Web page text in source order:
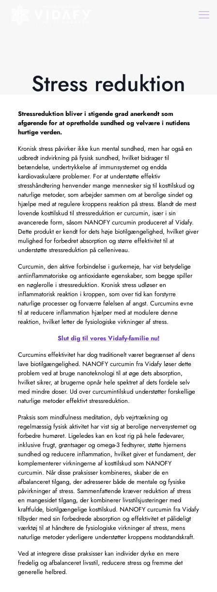
Stress reduktion
Stressreduktion bliver i stigende grad anerkendt som
afgørende for at opretholde sundhed og velvære i nutidens
hurtige verden.
Kronisk stress påvirker ikke kun mental sundhed, men har også en
udbredt indvirkning på fysisk sundhed, hvilket bidrager til
betændelse, undertrykkelse af immunsystemet og endda
kardiovaskulære problemer. For at understøtte effektiv
stresshåndtering henvender mange mennesker sig til kosttilskud og
naturlige metoder, som arbejder sammen om at berolige sindet og
hjælpe med at regulere kroppens reaktion på stress. Blandt de mest
lovende kosttilskud til stressreduktion er curcumin, især i sin
avancerede form, såsom NANOFY curcumin produceret af Vidafy.
Dette produkt er kendt for dets høje biotilgængelighed, hvilket giver
mulighed for forbedret absorption og større effektivitet til at
understøtte stressreduktion på celleniveau.
Curcumin, den aktive forbindelse i gurkemeje, har vist betydelige
antiinflammatoriske og antioxidante egenskaber, som begge spiller
en nøglerolle i stressreduktion. Kronisk stress udløser en
inflammatorisk reaktion i kroppen, som over tid kan forstyrre
naturlige processer og forværre følelsen af ​​angst. Curcumins evne
til at reducere inflammation hjælper med at modulere denne
reaktion, hvilket letter de fysiologiske virkninger af stress.
Slut dig til vores Vidafy-familie nu!
Curcumins effektivitet har dog traditionelt været begrænset af dens
lave biotilgængelighed. NANOFY curcumin fra Vidafy løser dette
problem ved at bruge nanoteknologi til at øge dets absorption,
hvilket sikrer, at brugerne opnår hele spektret af dets fordele selv
med mindre doser. Ud over curcumintilskud understøtter forskellige
naturlige metoder effektivt stressreduktion.
Praksis som mindfulness meditation, dyb vejrtrækning og
regelmæssig fysisk aktivitet har vist sig at berolige nervesystemet og
forbedre humøret. Ligeledes kan en kost rig på hele fødevarer,
inklusive frugt, grøntsager og omega-3 fedtsyrer, støtte hjernens
sundhed og reducere inflammation, hvilket giver et fundament, der
komplementerer virkningerne af kosttilskud som NANOFY
curcumin. Når disse praksisser kombineres, skaber de en
afbalanceret tilgang, der adresserer både de mentale og fysiske
påvirkninger af stress. Sammenfattende kræver reduktion af stress
en mangesidet tilgang, der kombinerer livsstilsjusteringer med
kraftfulde, biotilgængelige kosttilskud. NANOFY curcumin fra Vidafy
tilbyder med sin forbedrede absorption og effektivitet et pålideligt
værktøj til at håndtere de fysiologiske virkninger af stress, mens
naturlige metoder yderligere understøtter kroppens modstandskraft.
Ved at integrere disse praksisser kan individer dyrke en mere
fredelig og afbalanceret livsstil, reducere stress og fremme det
generelle helbred.